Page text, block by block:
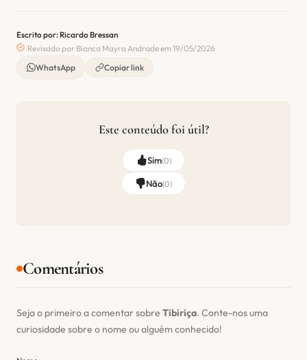
Escrito por: Ricardo Bressan
Revisado por Bianca Mayra Andrade em 19/05/2026
WhatsApp
Copiar link
Este conteúdo foi útil?
Sim(0)
Não(0)
Comentários
Seja o primeiro a comentar sobre Tibiriça. Conte-nos uma
curiosidade sobre o nome ou alguém conhecido!